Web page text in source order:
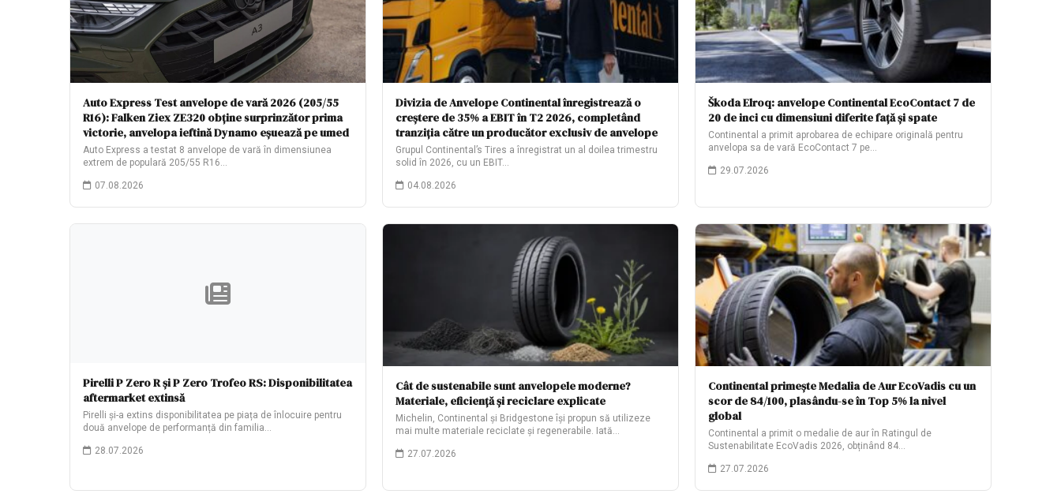
Auto Express Test anvelope de vară 2026 (205/55
R16): Falken Ziex ZE320 obține surprinzător prima
victorie, anvelopa ieftină Dynamo eșuează pe umed
Auto Express a testat 8 anvelope de vară în dimensiunea
extrem de populară 205/55 R16…
07.08.2026
Divizia de Anvelope Continental înregistrează o
creștere de 35% a EBIT în T2 2026, completând
tranziția către un producător exclusiv de anvelope
Grupul Continental’s Tires a înregistrat un al doilea trimestru
solid în 2026, cu un EBIT…
04.08.2026
Škoda Elroq: anvelope Continental EcoContact 7 de
20 de inci cu dimensiuni diferite față și spate
Continental a primit aprobarea de echipare originală pentru
anvelopa sa de vară EcoContact 7 pe…
29.07.2026
Pirelli P Zero R și P Zero Trofeo RS: Disponibilitatea
aftermarket extinsă
Pirelli și-a extins disponibilitatea pe piața de înlocuire pentru
două anvelope de performanță din familia…
28.07.2026
Cât de sustenabile sunt anvelopele moderne?
Materiale, eficiență și reciclare explicate
Michelin, Continental și Bridgestone își propun să utilizeze
mai multe materiale reciclate și regenerabile. Iată…
27.07.2026
Continental primește Medalia de Aur EcoVadis cu un
scor de 84/100, plasându-se în Top 5% la nivel
global
Continental a primit o medalie de aur în Ratingul de
Sustenabilitate EcoVadis 2026, obținând 84…
27.07.2026